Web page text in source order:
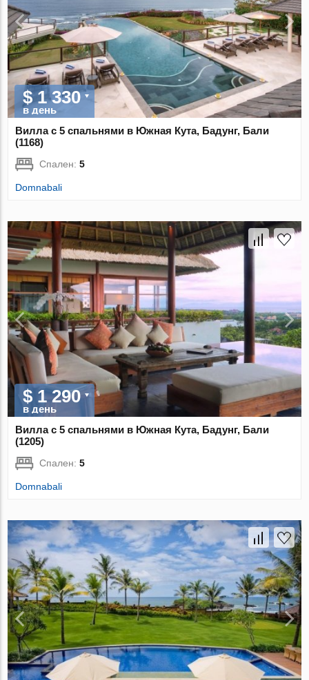
$ 1 330
в день
Вилла с 5 спальнями в Южная Кута, Бадунг, Бали
(1168)
Спален:5
Domnabali
$ 1 290
в день
Вилла с 5 спальнями в Южная Кута, Бадунг, Бали
(1205)
Спален:5
Domnabali